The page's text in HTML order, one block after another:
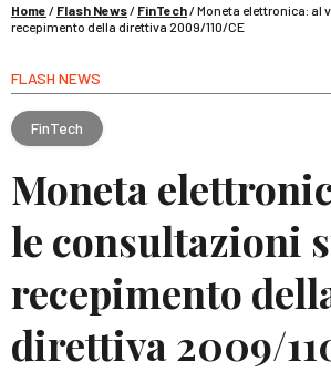
Home / Flash News/ FinTech/Moneta elettronica: al
recepimento della direttiva 2009/110/CE
FLASH NEWS
FinTech
Moneta
le consultazioni
recepimento
direttiva 2009/